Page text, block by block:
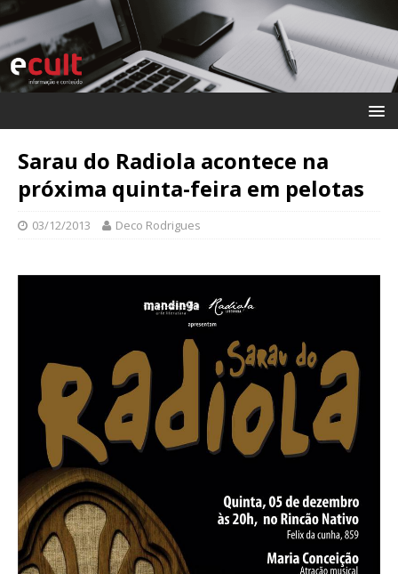
Sarau do Radiola acontece na
próxima quinta-feira em pelotas
03/12/2013 Deco Rodrigues